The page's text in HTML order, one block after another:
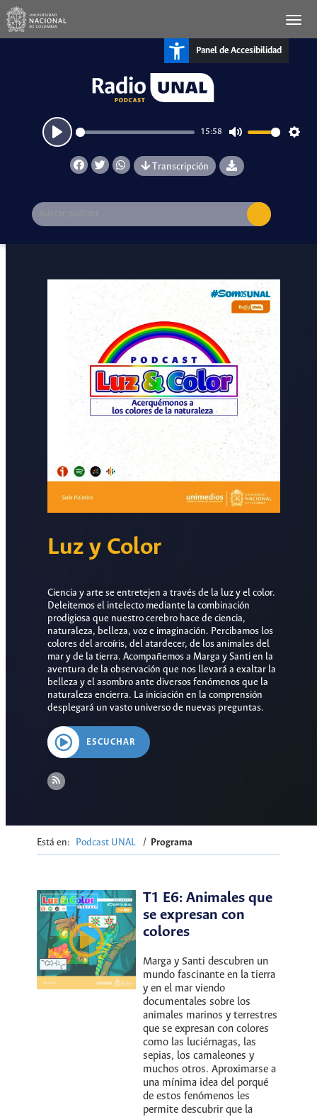
Panel de Accesibilidad
Play
15:58
Transcripción
Luz y Color
Ciencia y arte se entretejen a través de la luz y el color.
Deleitemos el intelecto mediante la combinación
prodigiosa que nuestro cerebro hace de ciencia,
naturaleza, belleza, voz e imaginación. Percibamos los
colores del arcoíris, del atardecer, de los animales del
mar y de la tierra. Acompañemos a Marga y Santi en la
aventura de la observación que nos llevará a exaltar la
belleza y el asombro ante diversos fenómenos que la
naturaleza encierra. La iniciación en la comprensión
desplegará un vasto universo de nuevas preguntas.
ESCUCHAR
Está en: Podcast UNAL / Programa
T1 E6: Animales que
se expresan con
colores
Marga y Santi descubren un
mundo fascinante en la tierra
y en el mar viendo
documentales sobre los
animales marinos y terrestres
que se expresan con colores
como las luciérnagas, las
sepias, los camaleones y
muchos otros. Aproximarse a
una mínima idea del porqué
de estos fenómenos les
permite descubrir que la